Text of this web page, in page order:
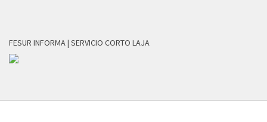
FESUR INFORMA | SERVICIO CORTO LAJA